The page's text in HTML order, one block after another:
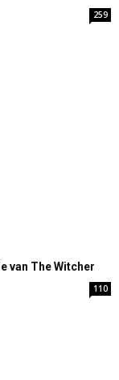
259
van The Witcher
110